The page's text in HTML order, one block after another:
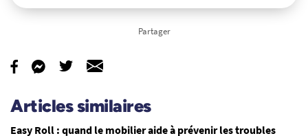
Partager
Articles similaires
Easy Roll : quand le mobilier aide à prévenir les troubles